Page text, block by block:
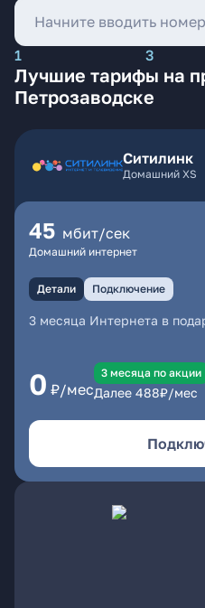
1 3
Лучшие тарифы на
Петрозаводске
Ситилинк
Домашний XS
45 мбит/сек
Домашний интернет
Детали Подключение
3 месяца Интернета в
0 ₽/мес
3 месяцa по акции
Далее 488₽/мес